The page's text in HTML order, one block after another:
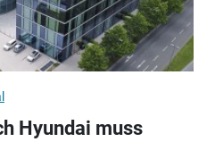
Hyundai muss